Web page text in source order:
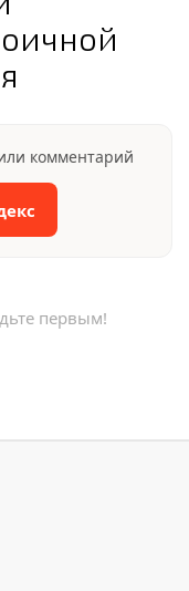
комментарий
первым!